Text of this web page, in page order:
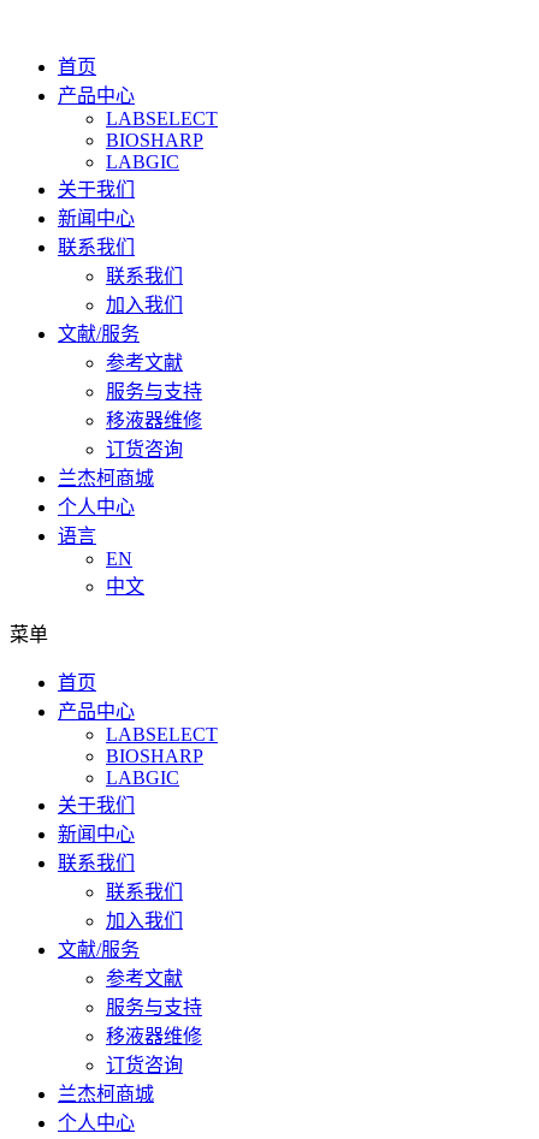
首页
产品中心
LABSELECT
BIOSHARP
LABGIC
关于我们
新闻中心
联系我们
联系我们
加入我们
文献/服务
参考文献
服务与支持
移液器维修
订货咨询
兰杰柯商城
个人中心
语言
EN
中文
菜单
首页
产品中心
LABSELECT
BIOSHARP
LABGIC
关于我们
新闻中心
联系我们
联系我们
加入我们
文献/服务
参考文献
服务与支持
移液器维修
订货咨询
兰杰柯商城
个人中心